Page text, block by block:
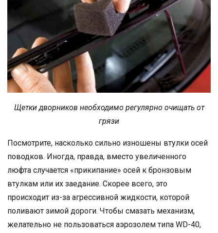
Щетки дворников необходимо регулярно очищать от
грязи
Посмотрите, насколько сильно изношены втулки осей
поводков. Иногда, правда, вместо увеличенного
люфта случается «прикипание» осей к бронзовым
втулкам или их заедание. Скорее всего, это
происходит из-за агрессивной жидкости, которой
поливают зимой дороги. Чтобы смазать механизм,
желательно не пользоваться аэрозолем типа WD-40,